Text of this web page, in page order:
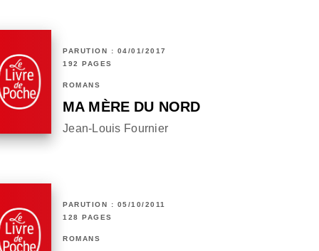
PARUTION : 04/01/2017
192 PAGES
ROMANS
MA MÈRE DU NORD
Jean-Louis Fournier
PARUTION : 05/10/2011
128 PAGES
ROMANS